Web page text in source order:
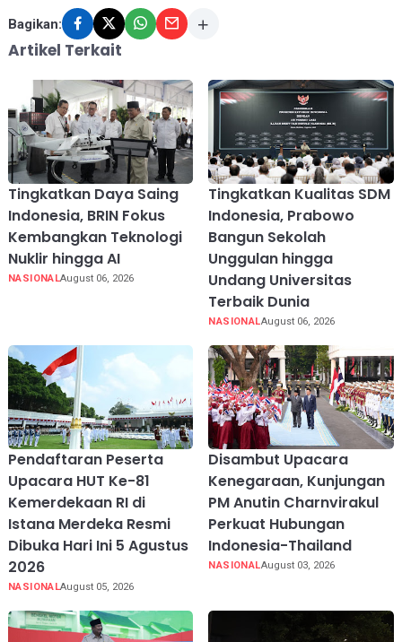
Bagikan:
Artikel Terkait
Tingkatkan Daya Saing
Indonesia, BRIN Fokus
Kembangkan Teknologi
Nuklir hingga AI
NASIONALAugust 06, 2026
Tingkatkan Kualitas SDM
Indonesia, Prabowo
Bangun Sekolah
Unggulan hingga
Undang Universitas
Terbaik Dunia
NASIONALAugust 06, 2026
Pendaftaran Peserta
Upacara HUT Ke-81
Kemerdekaan RI di
Istana Merdeka Resmi
Dibuka Hari Ini 5 Agustus
2026
NASIONALAugust 05, 2026
Disambut Upacara
Kenegaraan, Kunjungan
PM Anutin Charnvirakul
Perkuat Hubungan
Indonesia-Thailand
NASIONALAugust 03, 2026